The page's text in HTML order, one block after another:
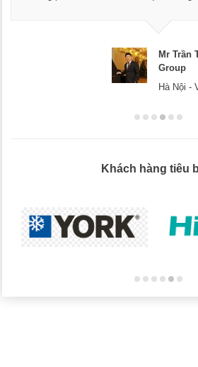
Mr
Hà Nội
Khách hàng tiêu